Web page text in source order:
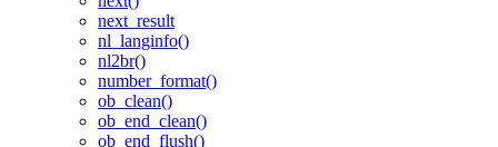
next_result
nl_langinfo()
nl2br()
number_format()
ob_clean()
ob_end_clean()
ob_end_flush()